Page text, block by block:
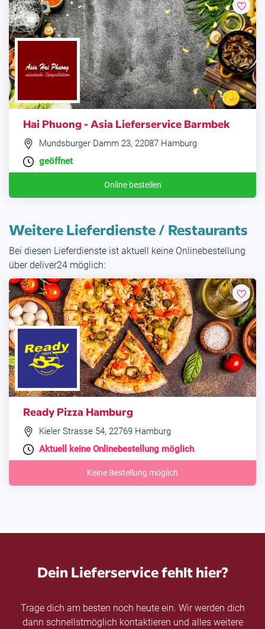
Hai Phuong - Asia Lieferservice Barmbek
Mundsburger Damm 23, 22087 Hamburg
geöffnet
Online bestellen
Weitere Lieferdienste / Restaurants
Bei diesen Lieferdienste ist aktuell keine Onlinebestellung
über deliver24 möglich:
Ready Pizza Hamburg
Kieler Strasse 54, 22769 Hamburg
Aktuell keine Onlinebestellung möglich.
Keine Bestellung möglich
Dein Lieferservice fehlt hier?
Trage dich am besten noch heute ein. Wir werden dich
dann schnellstmöglich kontaktieren und alles weitere